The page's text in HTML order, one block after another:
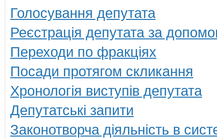
Голосування депутата
Реєстрація депутата за
Переходи по фракціях
Посади протягом скликання
Хронологія виступів депутата
Депутатські запити
Законотворча діяльність в